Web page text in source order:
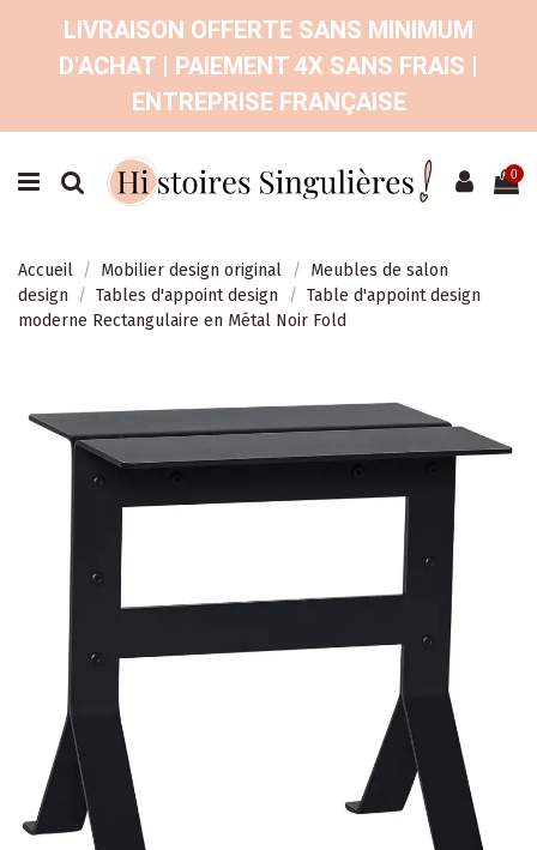
LIVRAISON OFFERTE SANS MINIMUM
D'ACHAT | PAIEMENT 4X SANS FRAIS |
ENTREPRISE FRANÇAISE
0
Accueil Mobilier design original
Meubles de salon
design
Tables d'appoint design
Table d'appoint design
moderne Rectangulaire en Métal Noir Fold